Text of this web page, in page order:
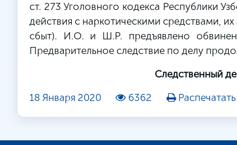
ст. 273 Уголовного кодекса Республики
действия с наркотическими средствами,
сбыт). И.О. и Ш.Р. предъявлено
Предварительное следствие по делу
Следственный
18 Января 2020
6362 Распечатать